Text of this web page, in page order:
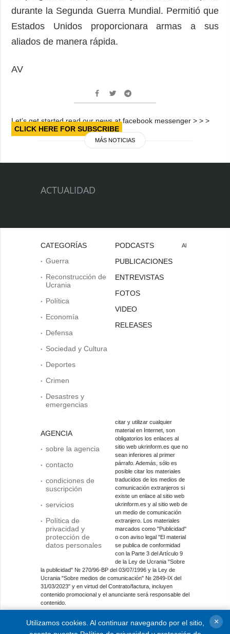
durante la Segunda Guerra Mundial. Permitió que
Estados Unidos proporcionara armas a sus
aliados de manera rápida.
AV
Let’s get started read our news at facebook messenger > > >
CLICK HERE FOR SUBSCRIBE
MÁS NOTICIAS
ACTUALIDAD
CATEGORÍAS
Guerra
Reconstrucción de
Ucrania
Política
Economía
Defensa
Sociedad y Cultura
Deportes
Crimen
Desastres y
emergencias
AGENCIA
sobre la agencia
contacto
condiciones de
suscripción
servicios
Política de
privacidad y
protección de
datos personales
PODCASTS
PUBLICACIONES
ENTREVISTAS
FOTOS
VIDEO
RELEASES
Al
citar y utilizar cualquier
material en Internet, son
obligatorios los enlaces al
sitio web ukrinform.es que no
sean inferiores al primer
párrafo. Además, sólo es
posible citar los materiales
traducidos de los medios de
comunicación extranjeros si
existe un enlace al sitio web
ukrinform.es y al sitio web de
un medio de comunicación
extranjero. Los materiales
marcados como "Publicidad"
o con aviso legal "El material
se publica de conformidad
con la Parte 3 del Artículo 9
de la Ley de Ucrania "Sobre
la publicidad" № 270/96-ВР del 03/07/1996 y la Ley de
Ucrania "Sobre medios de comunicación" № 2849-IX del
31/03/2023" y en virtud del Contrato/factura, incluyen
contenido promocional y el anunciante será responsable del
contenido.
Entidad de medios en línea; identificador de medios: R40-
01421.
Utilizamos cookies. Al continuar navegando por el sitio,
×